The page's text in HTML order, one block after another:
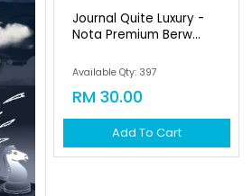
Journal Quite Luxury -
Nota Premium Berw...
Available Qty: 397
RM 30.00
Add To Cart